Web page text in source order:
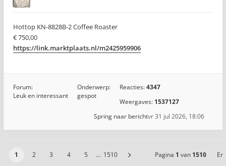
Hottop KN-8828B-2 Coffee Roaster
€ 750,00
https://link.marktplaats.nl/m2425959906
Forum:
Leuk en interessant
Onderwerp:
gespot
Reacties:4347
Weergaves: 1537127
vr 31 jul 2026, 18:06
Spring naar bericht
1 2 3 4 5 … 1510 Pagina 1 van 1510 Er